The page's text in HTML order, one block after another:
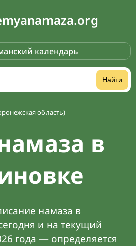
календарь
Найти
область)
в
намаза в
и на текущий
года — определяется